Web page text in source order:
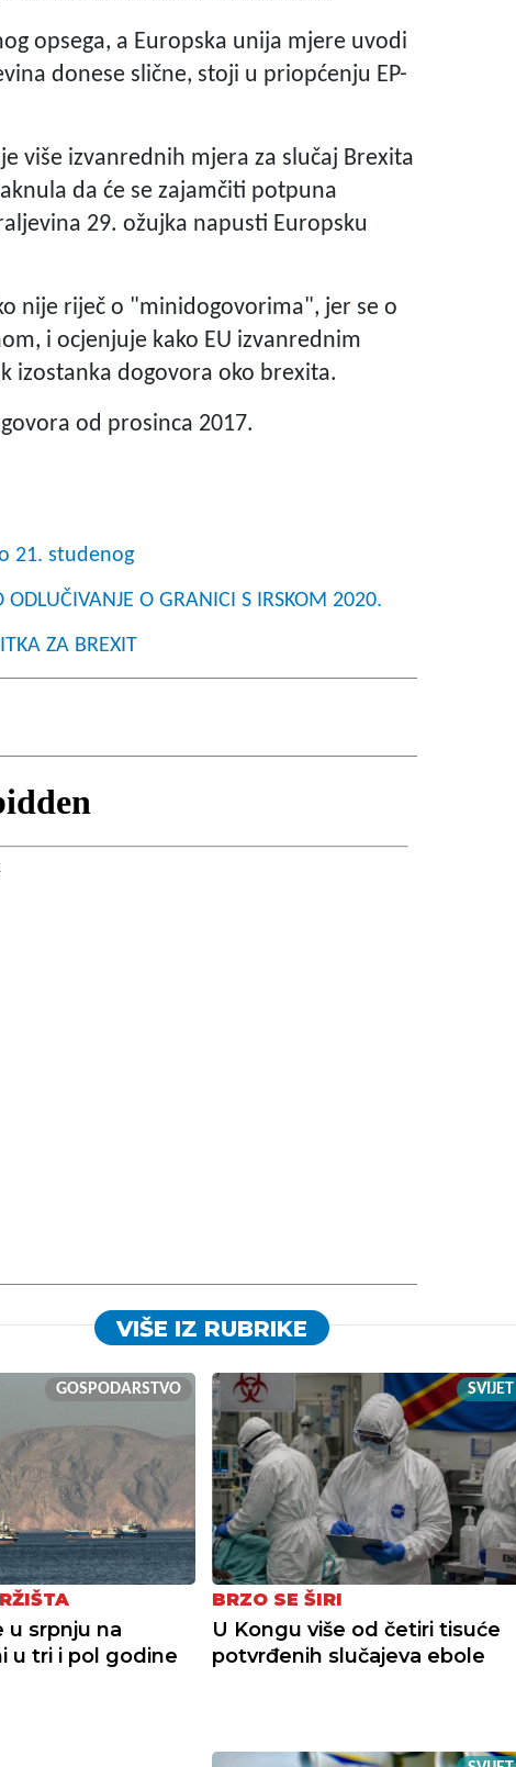
opsega, a Europska unija mjere uvodi
donese slične, stoji u priopćenju EP-
više izvanrednih mjera za slučaj Brexita
da će se zajamčiti potpuna
29. ožujka napusti Europsku
nije riječ o "minidogovorima", jer se o
i ocjenjuje kako EU izvanrednim
izostanka dogovora oko brexita.
od prosinca 2017.
21. studenog
O GRANICI S IRSKOM 2020.
ZA BREXIT
VIŠE IZ RUBRIKE
GOSPODARSTVO
u srpnju na
u tri i pol godine
SVIJET
BRZO SE ŠIRI
U Kongu više od četiri tisuće
potvrđenih slučajeva ebole